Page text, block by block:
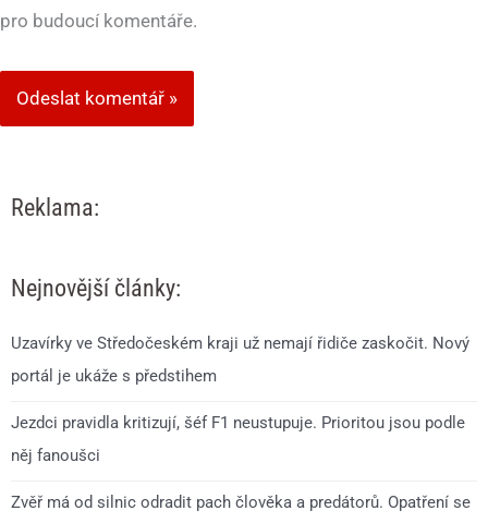
pro budoucí komentáře.
Reklama:
Nejnovější články:
Uzavírky ve Středočeském kraji už nemají řidiče zaskočit. Nový
portál je ukáže s předstihem
Jezdci pravidla kritizují, šéf F1 neustupuje. Prioritou jsou podle
něj fanoušci
Zvěř má od silnic odradit pach člověka a predátorů. Opatření se